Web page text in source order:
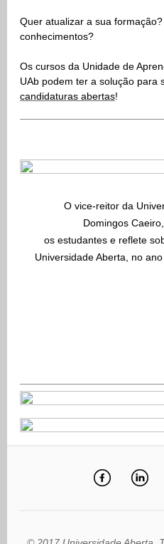
Quer atualizar a sua
conhecimentos?
Os cursos da Unidade de
UAb podem ter a solução para
candidaturas abertas!
O vice-reitor da
Domingos
os estudantes e reflete
Universidade Aberta, no